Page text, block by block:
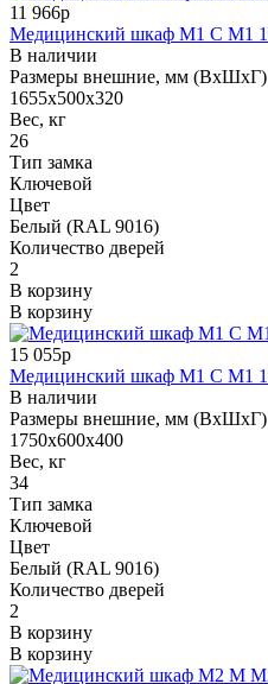
11 966р
Медицинский шкаф M1 С М1
В наличии
Размеры внешние, мм (ВхШхГ)
1655х500х320
Вес, кг
26
Тип замка
Ключевой
Цвет
Белый (RAL 9016)
Количество дверей
2
В корзину
В корзину
15 055р
Медицинский шкаф M1 С М1
В наличии
Размеры внешние, мм (ВхШхГ)
1750х600х400
Вес, кг
34
Тип замка
Ключевой
Цвет
Белый (RAL 9016)
Количество дверей
2
В корзину
В корзину